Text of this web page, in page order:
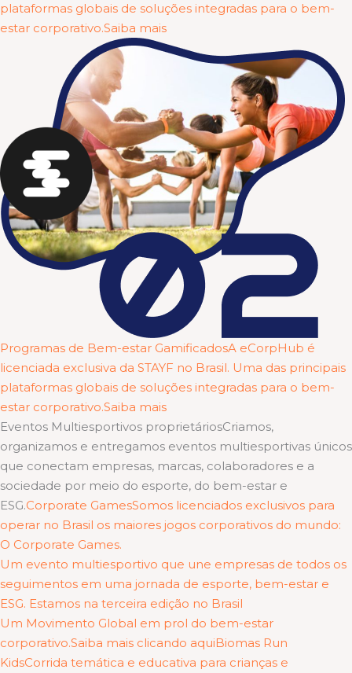
plataformas globais de soluções integradas para o bem-
estar corporativo.Saiba mais
Programas de Bem-estar GamificadosA eCorpHub é
licenciada exclusiva da STAYF no Brasil. Uma das principais
plataformas globais de soluções integradas para o bem-
estar corporativo.Saiba mais
Eventos Multiesportivos proprietáriosCriamos,
organizamos e entregamos eventos multiesportivas únicos
que conectam empresas, marcas, colaboradores e a
sociedade por meio do esporte, do bem-estar e
ESG.Corporate GamesSomos licenciados exclusivos para
operar no Brasil os maiores jogos corporativos do mundo:
O Corporate Games.
Um evento multiesportivo que une empresas de todos os
seguimentos em uma jornada de esporte, bem-estar e
ESG. Estamos na terceira edição no Brasil
Um Movimento Global em prol do bem-estar
corporativo.Saiba mais clicando aquiBiomas Run
KidsCorrida temática e educativa para crianças e